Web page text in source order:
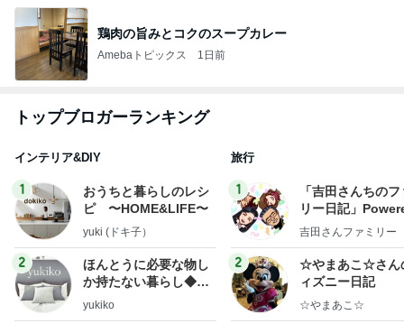
鶏肉の旨みとコクのスープカレー
Amebaトピックス 1日前
トップブロガーランキング
インテリア&DIY
1
おうちと暮らしのレシ
ピ 〜HOME&LIFE〜
yuki (ドキ子）
2
ほんとうに必要な物し
か持たない暮らし◆Ke
ep Life Simple◆〜イ
yukiko
旅行
1
「吉田さんちの
リー日記」
y Ameba 吉田さ
ログ
吉田さんファミリー
2
☆やまあこ☆さん
ィズニー日記
☆やまあこ☆